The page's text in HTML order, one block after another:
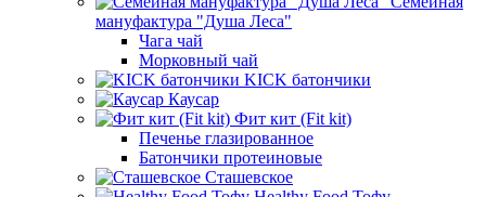
мануфактура "Душа Леса"
Чага чай
Морковный чай
KICK батончики
Каусар
Фит кит (Fit kit)
Печенье глазированное
Батончики протеиновые
Сташевское